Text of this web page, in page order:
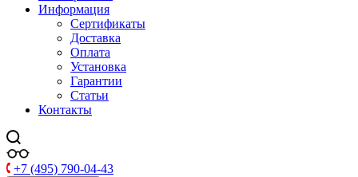
Информация
Сертификаты
Доставка
Оплата
Установка
Гарантии
Статьи
Контакты
+7 (495) 790-04-43